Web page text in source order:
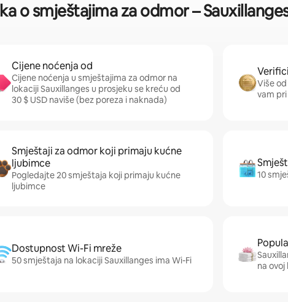
o smještajima za odmor –
Cijene noćenja od
Cijene noćenja u smještajima za odmor na
lokaciji Sauxillanges u prosjeku se kreću od
30 $ USD naviše (bez poreza i naknada)
Više
vam
Smještaji za odmor koji primaju kućne
ljubimce
Pogledajte 20 smještaja koji primaju kućne
ljubimce
10
Dostupnost Wi-Fi mreže
50 smještaja na lokaciji Sauxillanges ima Wi-Fi
na ovoj